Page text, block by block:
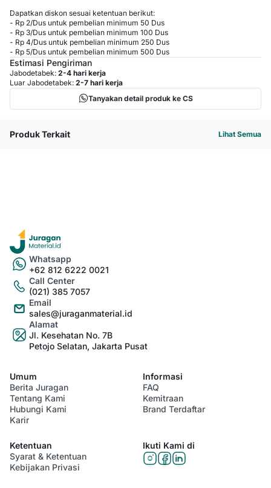
Dapatkan diskon sesuai ketentuan berikut:
- Rp 2/Dus untuk pembelian minimum 50 Dus
- Rp 3/Dus untuk pembelian minimum 100 Dus
- Rp 4/Dus untuk pembelian minimum 250 Dus
- Rp 5/Dus untuk pembelian minimum 500 Dus
Estimasi Pengiriman
Jabodetabek: 2-4 hari kerja
Luar Jabodetabek: 2-7 hari kerja
Tanyakan detail produk ke CS
Produk Terkait Lihat Semua
Whatsapp
+62 812 6222 0021
Call Center
(021) 385 7057
Email
sales@juraganmaterial.id
Alamat
Jl. Kesehatan No. 7B
Petojo Selatan, Jakarta Pusat
Umum
Berita Juragan
Tentang Kami
Hubungi Kami
Karir
Informasi
FAQ
Kemitraan
Brand Terdaftar
Ketentuan
Syarat & Ketentuan
Kebijakan Privasi
Ikuti Kami di